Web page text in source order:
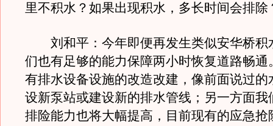
里不积水？如果出现积水，多长时间会排除
刘和平：今年即便再发生类似安华桥积
们也有足够的能力保障两小时恢复道路畅通
有排水设备设施的改造改建，像前面说过的
设新泵站或建设新的排水管线；另一方面我
排险能力也将大幅提高，目前现有的应急抢